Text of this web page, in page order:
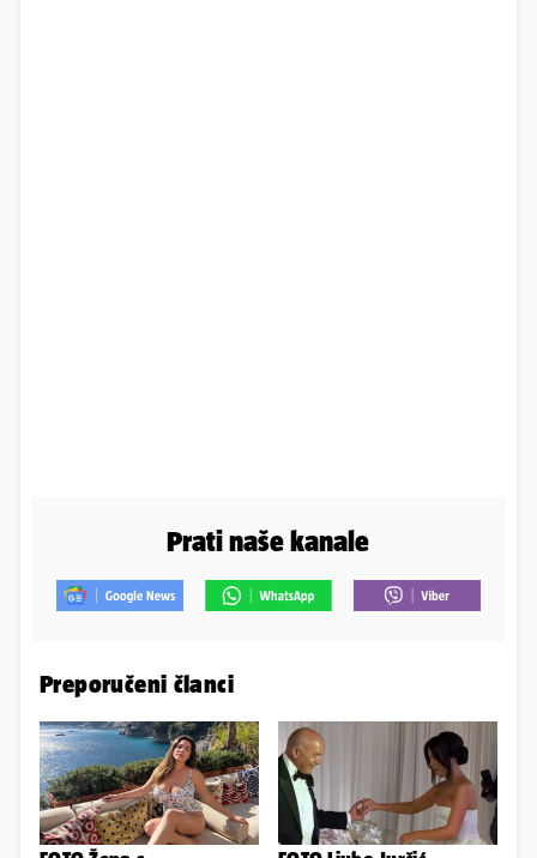
Prati naše kanale
Preporučeni članci